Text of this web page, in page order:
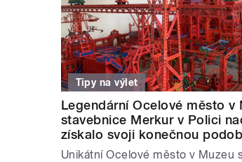
Tipy na výlet
Legendární Ocelové město v
stavebnice Merkur v Polici
získalo svoji konečnou
Unikátní Ocelové město v Muzeu